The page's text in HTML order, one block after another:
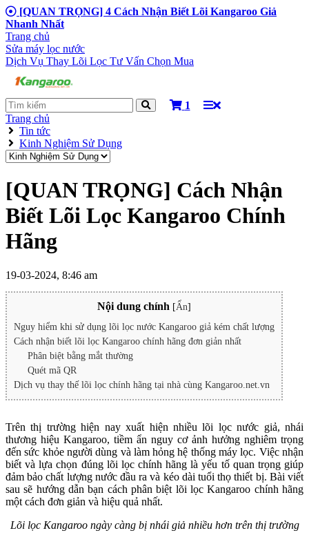
[QUAN TRỌNG] 4 Cách Nhận Biết Lõi Kangaroo Giả
Nhanh Nhất
Trang chủ
Sửa máy lọc nước
Dịch Vụ Thay Lõi Lọc Tư Vấn Chọn Mua
1
Trang chủ
Tin tức
Kinh Nghiệm Sử Dụng
[QUAN TRỌNG] Cách Nhận
Biết Lõi Lọc Kangaroo Chính
Hãng
19-03-2024, 8:46 am
Nội dung chính [Ẩn]
Nguy hiểm khi sử dụng lõi lọc nước Kangaroo giả kém chất lượng
Cách nhận biết lõi lọc Kangaroo chính hãng đơn giản nhất
Phân biệt bằng mắt thường
Quét mã QR
Dịch vụ thay thế lõi lọc chính hãng tại nhà cùng Kangaroo.net.vn
Trên thị trường hiện nay xuất hiện nhiều lõi lọc nước giả, nhái
thương hiệu Kangaroo, tiềm ẩn nguy cơ ảnh hưởng nghiêm trọng
đến sức khỏe người dùng và làm hỏng hệ thống máy lọc. Việc nhận
biết và lựa chọn đúng lõi lọc chính hãng là yếu tố quan trọng giúp
đảm bảo chất lượng nước đầu ra và kéo dài tuổi thọ thiết bị. Bài viết
sau sẽ hướng dẫn bạn cách phân biệt lõi lọc Kangaroo chính hãng
một cách đơn giản và hiệu quả nhất.
Lõi lọc Kangaroo ngày càng bị nhái giả nhiều hơn trên thị trường